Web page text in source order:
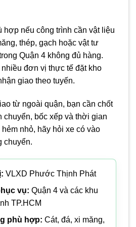
nếu công trình cần vật liệu
thép, gạch hoặc vật tư
Quận 4 không đủ hàng.
đơn vị thực tế đặt kho
giao theo tuyến.
từ ngoài quận, bạn cần chốt
chuyển, bốc xếp và thời gian
nhỏ, hãy hỏi xe có vào
chuyển.
VLXD Phước Thịnh Phát
vụ: Quận 4 và các khu
TP.HCM
phù hợp: Cát, đá, xi măng,